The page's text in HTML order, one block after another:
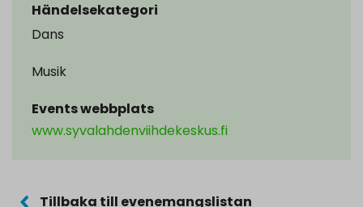
Händelsekategori
Dans
Musik
Events webbplats
www.syvalahdenviihdekeskus.fi
Tillbaka till evenemangslistan